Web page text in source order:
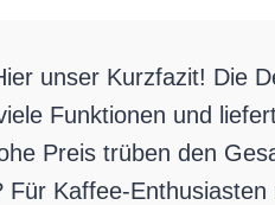
unser Kurzfazit! Die
Funktionen und
Preis trüben den
Kaffee-